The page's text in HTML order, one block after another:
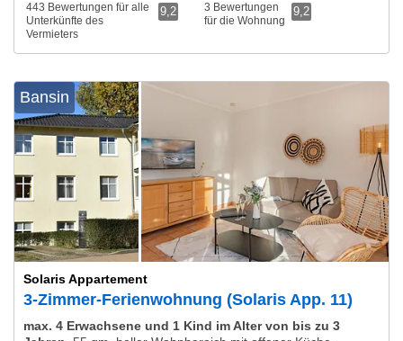
443 Bewertungen für alle
Unterkünfte des
Vermieters
9,2
3 Bewertungen
für die Wohnung
9,2
Bansin
Solaris Appartement
3-Zimmer-Ferienwohnung (Solaris App. 11)
max. 4 Erwachsene und 1 Kind im Alter von bis zu 3